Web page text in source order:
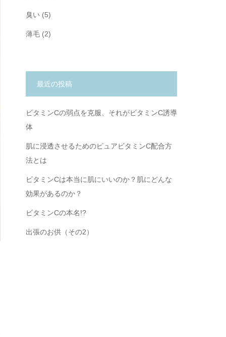
臭い (5)
薄毛 (2)
最近の投稿
ビタミンCの弱点を克服、それがビタミンC誘導
体
肌に浸透させるためのピュアビタミンC配合方
法とは
ビタミンCは本当に肌にいいのか？肌にどんな
効果があるのか？
ビタミンCの本名!?
出張のお供（その2）